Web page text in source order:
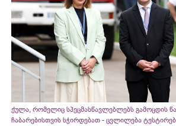
ქულა, რომელიც სპეცმასწავლებლებს გამოცდის
ჩაბარებისთვის სჭირდებათ - ცვლილება